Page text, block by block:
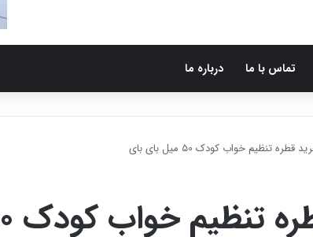
تماس با ما درباره ما
قطره تنظیم خواب کودک 50 میل بای بای
خواب کودک 50 میل بای بای